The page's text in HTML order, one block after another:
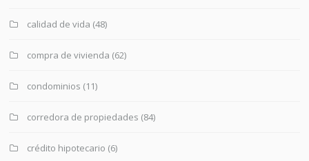
calidad de vida (48)
compra de vivienda (62)
condominios (11)
corredora de propiedades (84)
crédito hipotecario (6)